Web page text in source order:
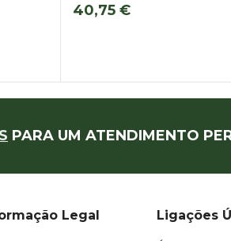
40,75 €
PARA UM ATENDIMENTO
Legal Ligações